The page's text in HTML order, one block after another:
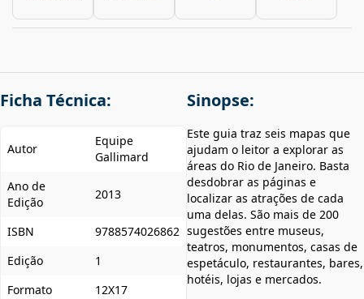
Ficha Técnica:
Autor
Equipe
Gallimard
Ano de
Edição
2013
ISBN
9788574026862
Edição
1
Formato
12X17
Sinopse:
Este guia traz seis mapas que
ajudam o leitor a explorar as
áreas do Rio de Janeiro. Basta
desdobrar as páginas e
localizar as atrações de cada
uma delas. São mais de 200
sugestões entre museus,
teatros, monumentos, casas de
espetáculo, restaurantes, bares,
hotéis, lojas e mercados.